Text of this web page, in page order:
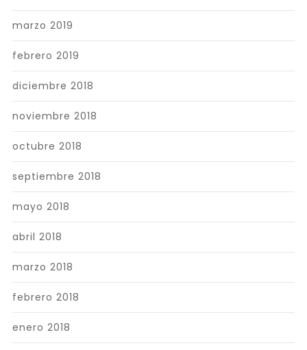
marzo 2019
febrero 2019
diciembre 2018
noviembre 2018
octubre 2018
septiembre 2018
mayo 2018
abril 2018
marzo 2018
febrero 2018
enero 2018